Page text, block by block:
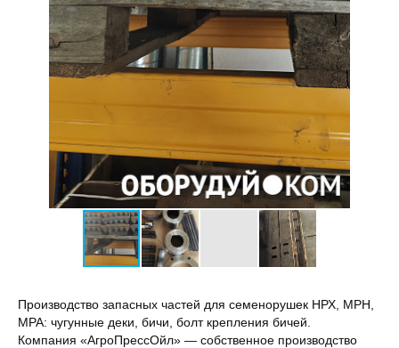
Производство запасных частей для семенорушек НРХ, МРН,
МРА: чугунные деки, бичи, болт крепления бичей.
Компания «АгроПрессОйл» — собственное производство